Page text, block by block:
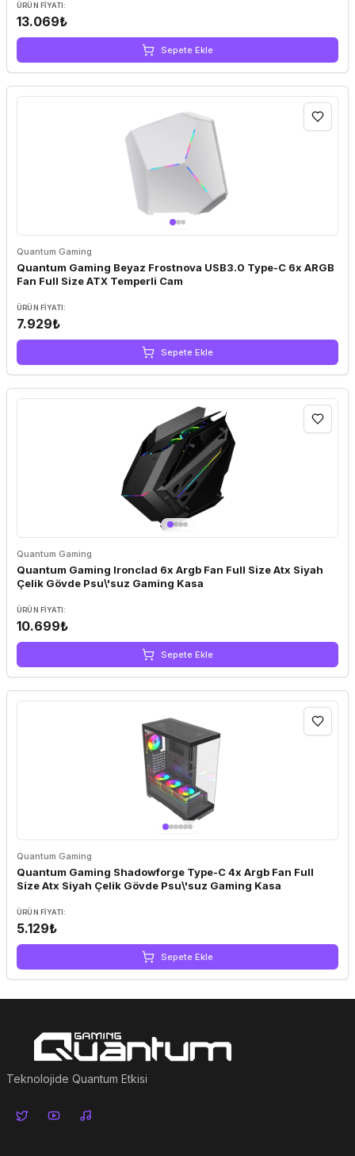
VGA Kartı Uzunluğu: 350 mm
ÜRÜN FIYATI:
13.069₺
Sepete Ekle
Quantum Gaming
Quantum Gaming Beyaz Frostnova USB3.0 Type-C 6x ARGB
Fan Full Size ATX Temperli Cam
ÜRÜN FIYATI:
7.929₺
Sepete Ekle
Quantum Gaming
Quantum Gaming Ironclad 6x Argb Fan Full Size Atx Siyah
Çelik Gövde Psu\'suz Gaming Kasa
ÜRÜN FIYATI:
10.699₺
Sepete Ekle
Quantum Gaming
Quantum Gaming Shadowforge Type-C 4x Argb Fan Full
Size Atx Siyah Çelik Gövde Psu\'suz Gaming Kasa
ÜRÜN FIYATI:
5.129₺
Sepete Ekle
Teknolojide Quantum Etkisi